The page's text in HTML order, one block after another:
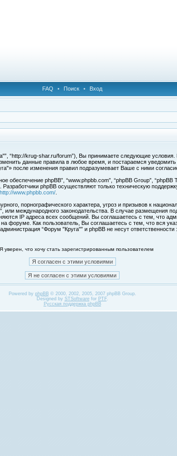
FAQ • Поиск • Вход
“http://krug-shar.ru/forum”), Вы принимаете следующие
данные правила в любое время, и постараемся
после изменения правил подразумевает Ваше с ними
phpBB”, “www.phpbb.com”, “phpBB Group”, “phpBB
. Разработчики phpBB осуществляют только техническую
http://www.phpbb.com/
порнографического характера, угроз и призывов к
или международного законодательства. В случае
IP адреса всех сообщений. Вы соглашаетесь с тем, что
форуме. Как пользователь, Вы соглашаетесь с тем, что вся
“Форум "Круга"” и phpBB не несут ответственности
уверен, что хочу стать зарегистрированным пользователем
Powered by phpBB© 2000, 2002, 2005, 2007 phpBB Group.
Designed by STSoftwarefor PTF.
Русская поддержка phpBB